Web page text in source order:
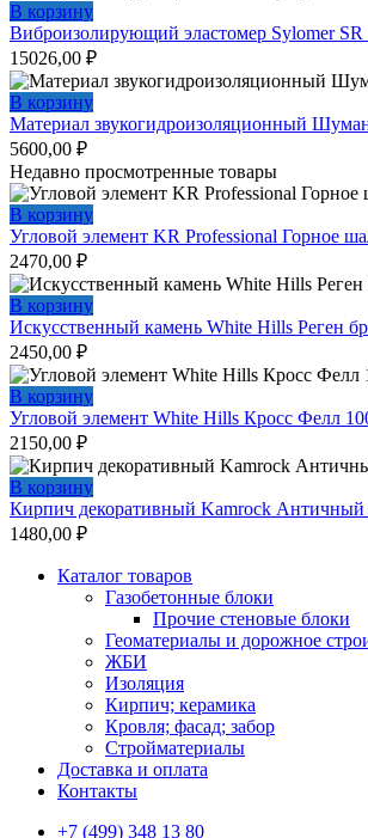
В корзину
Виброизолирующий эластомер Sylomer
15026,00 ₽
В корзину
Материал звукогидроизоляционный
5600,00 ₽
Недавно просмотренные товары
В корзину
Угловой элемент KR Professional Горное
2470,00 ₽
В корзину
Искусственный камень White Hills Реген
2450,00 ₽
В корзину
Угловой элемент White Hills Кросс Фелл
2150,00 ₽
В корзину
Кирпич декоративный Kamrock
1480,00 ₽
Каталог товаров
Газобетонные блоки
Прочие стеновые блоки
Геоматериалы и дорожное
ЖБИ
Изоляция
Кирпич; керамика
Кровля; фасад; забор
Стройматериалы
Доставка и оплата
Контакты
+7 (499) 348 13 80